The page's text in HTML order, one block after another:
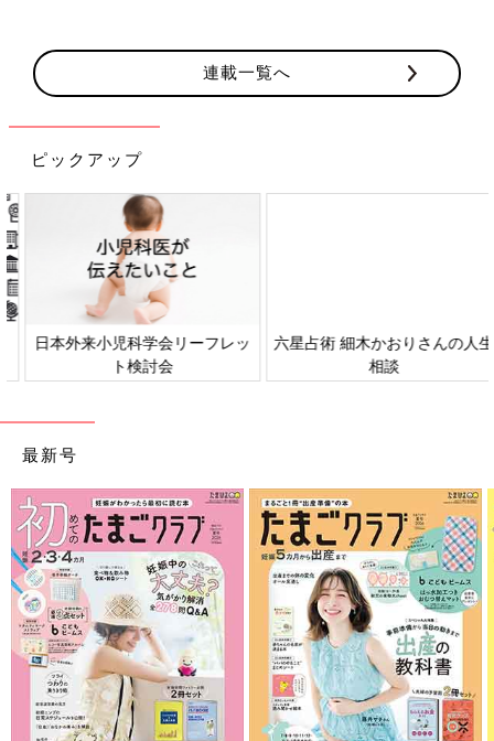
連載一覧へ
ピックアップ
日本外来小児科学会リーフレッ
ト検討会
六星占術 細木かおりさんの人生
相談
最新号